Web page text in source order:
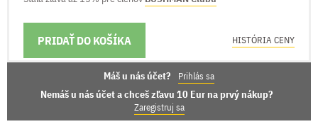
PRIDAŤ DO KOŠÍKA
MOŽNOSTI DORUČENIA HISTÓRIA CENY
Máš u nás účet? Prihlás sa
Nemáš u nás účet a chceš zľavu 10 Eur na prvý nákup?
Zaregistruj sa